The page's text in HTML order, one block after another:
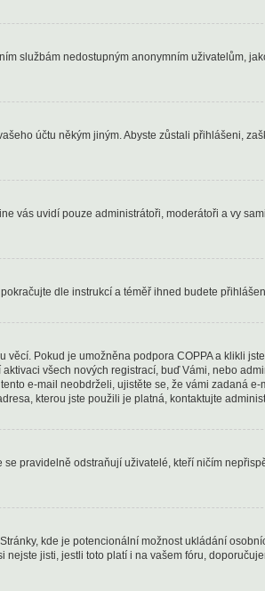
službám nedostupným anonymním uživatelům,
účtu někým jiným. Abyste zůstali přihlášeni,
vás uvidí pouze administrátoři, moderátoři a vy
, pokračujte dle instrukcí a téměř ihned budete
Pokud je umožněna podpora COPPA a klikli
všech nových registrací, buď Vámi, nebo
e-mail neobdrželi, ujistěte se, že vámi zadaná
kterou jste použili je platná, kontaktujte
pravidelně odstraňují uživatelé, kteří ničím
kde je potencionální možnost ukládání
jisti, jestli toto platí i na vašem fóru,